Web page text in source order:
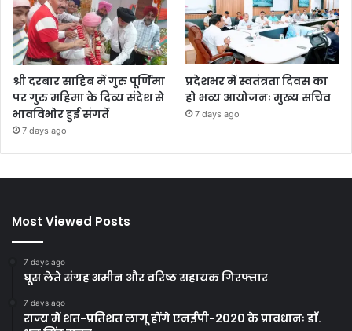
श्री दरबार साहिब में गुरु पूर्णिमा
पर गुरु महिमा के दिव्य संदेश से
भावविभोर हुई संगतें
7 days ago
प्रदेशभर में स्वतंत्रता दिवस का
हो भव्य आयोजनः मुख्य सचिव
7 days ago
Most Viewed Posts
7 days ago
घूस लेते संग्रह अमीन और वरिष्ठ सहायक गिरफ्तार
7 days ago
राज्य में शत-प्रतिशत लागू होंगे एनईपी-2020 के प्रावधानः डाॅ.